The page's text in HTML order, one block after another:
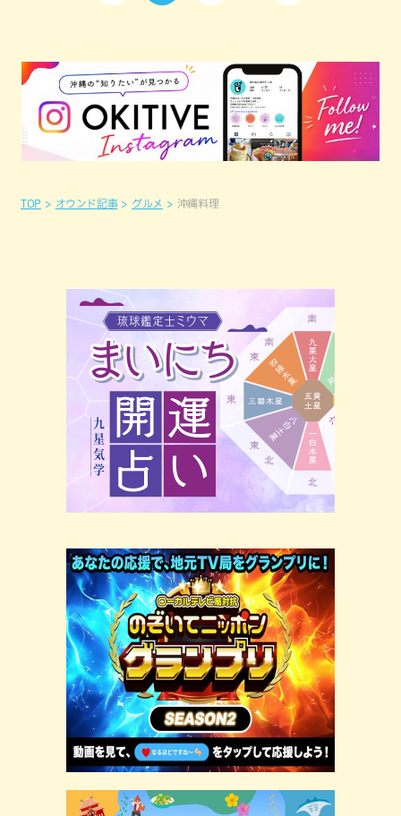
TOP オウンド記事 グルメ 沖縄料理